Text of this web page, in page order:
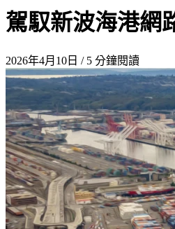
駕馭新波海港網
2026年4月10日 /5 分鐘閱讀